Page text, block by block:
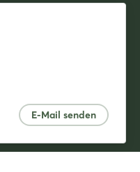
E-Mail senden